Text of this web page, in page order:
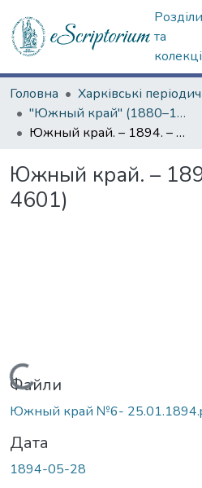
Розділи
та
Головна
"Южный край" (1880–1919 гг.)
Южный край. – 1894. – 28 мая (№ 4601)
Южный край. –
4601)
Вантажиться...
Файли
Южный край №6-
Дата
1894-05-28